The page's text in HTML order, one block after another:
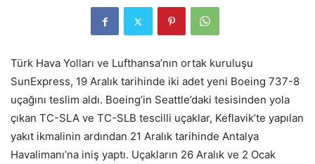
Türk Hava Yolları ve Lufthansa’nın ortak kuruluşu
SunExpress, 19 Aralık tarihinde iki adet yeni Boeing 737-8
uçağını teslim aldı. Boeing’in Seattle’daki tesisinden yola
çıkan TC-SLA ve TC-SLB tescilli uçaklar, Keflavik’te yapılan
yakıt ikmalinin ardından 21 Aralık tarihinde Antalya
Havalimanı’na iniş yaptı. Uçakların 26 Aralık ve 2 Ocak